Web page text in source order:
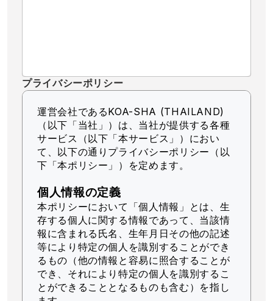
プライバシーポリシー
運営会社であるKOA-SHA (THAILAND)
（以下「当社」） は、当社が提供する各種
サービス（以下「本サービス」）におい
て、以下の通りプライバシーポリシー（以
下「本ポリシー」）を定めます。
個人情報の定義
本ポリシーにおいて「個人情報」とは、生
存する個人に関する情報であって、当該情
報に含まれる氏名、生年月日その他の記述
等により特定の個人を識別することができ
るもの（他の情報と容易に照合することが
でき、それにより特定の個人を識別するこ
とができることとなるものも含む）を指し